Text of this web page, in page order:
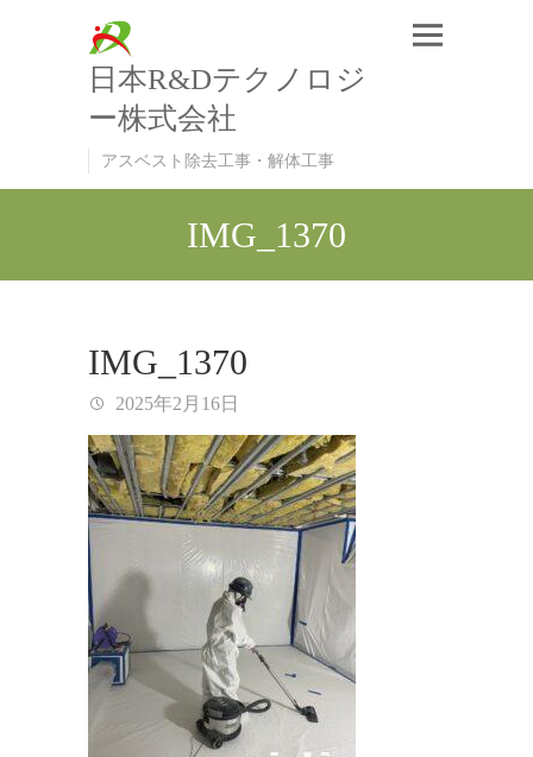
日本R&Dテクノロジ
ー株式会社
アスベスト除去工事・解体工事
IMG_1370
IMG_1370
2025年2月16日